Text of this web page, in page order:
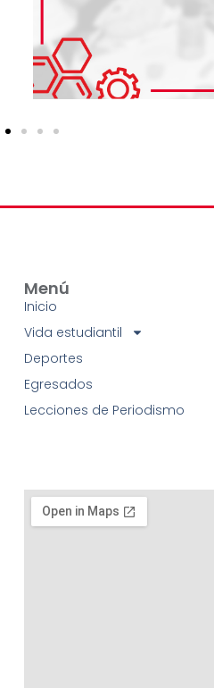
Menú
Inicio
Vida estudiantil
Deportes
Egresados
Lecciones de Periodismo